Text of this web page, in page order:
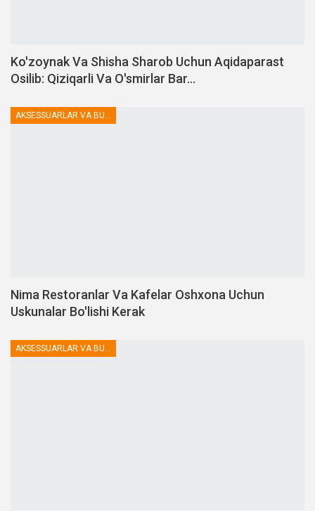
Ko'zoynak Va Shisha Sharob Uchun Aqidaparast
Osilib: Qiziqarli Va O'smirlar Bar…
Nima Restoranlar Va Kafelar Oshxona Uchun
Uskunalar Bo'lishi Kerak
AKSESSUARLAR VA BUTLOVCHILAR